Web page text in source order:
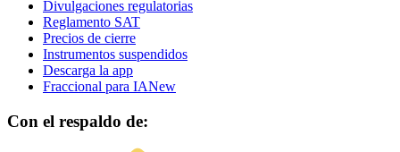
Divulgaciones regulatorias
Reglamento SAT
Precios de cierre
Instrumentos suspendidos
Descarga la app
Fraccional para IANew
Con el respaldo de: